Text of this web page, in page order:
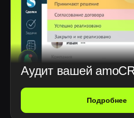
Аудит вашей
Подробнее